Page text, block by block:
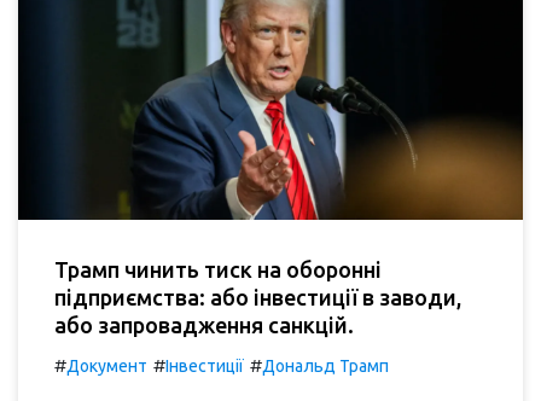
Трамп чинить тиск на оборонні
підприємства: або інвестиції в заводи,
або запровадження санкцій.
#Документ #Інвестиції #Дональд Трамп